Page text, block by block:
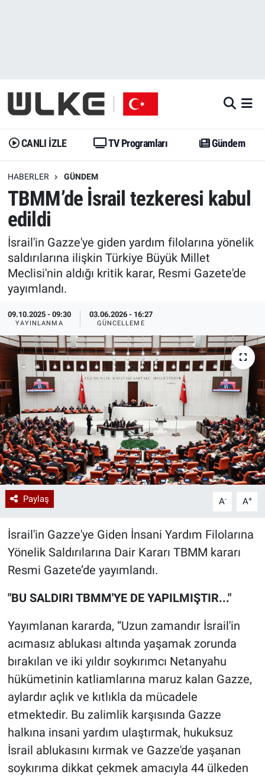
CANLI İZLE TV Programları Gündem
HABERLER GÜNDEM
TBMM’de İsrail tezkeresi kabul
edildi
İsrail'in Gazze'ye giden yardım filolarına yönelik
saldırılarına ilişkin Türkiye Büyük Millet
Meclisi'nin aldığı kritik karar, Resmi Gazete'de
yayımlandı.
09.10.2025 - 09:30
YAYINLANMA
03.06.2026 - 16:27
GÜNCELLEME
Paylaş A- A+
İsrail'in Gazze'ye Giden İnsani Yardım Filolarına
Yönelik Saldırılarına Dair Kararı TBMM kararı
Resmi Gazete’de yayımlandı.
"BU SALDIRI TBMM'YE DE YAPILMIŞTIR..."
Yayımlanan kararda, “Uzun zamandır İsrail'in
acımasız ablukası altında yaşamak zorunda
bırakılan ve iki yıldır soykırımcı Netanyahu
hükümetinin katliamlarına maruz kalan Gazze,
aylardır açlık ve kıtlıkla da mücadele
etmektedir. Bu zalimlik karşısında Gazze
halkına insani yardım ulaştırmak, hukuksuz
İsrail ablukasını kırmak ve Gazze'de yaşanan
soykırıma dikkat çekmek amacıyla 44 ülkeden
Gündem
Dünya
Erişim Bilgileri
Ekonomi
Trend
Özel Haberler
Yazarlar
Gündem
Trend
Erişim Bilgileri
Spor
Ekonomi
Dünya
Medya
Özel Haberler
Kadın
Erişim Bilgileri
Sağlık
Teknoloji
Ramazan
İstanbul Namaz Vakitleri
Trafik Durumu
Erişim Bilgileri
Tüm Manşetler
Son Dakika Haberleri
Haber Arşivi